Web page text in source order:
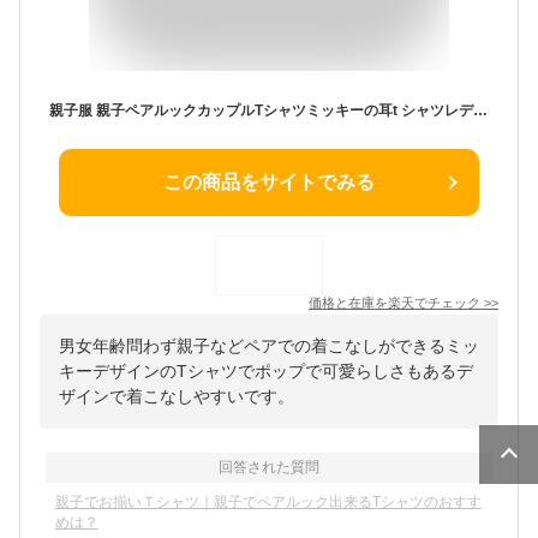
親子服 親子ペアルックカップルTシャツミッキーの耳t シャツレディースママと娘 おそろい服 親子服 家族お母さん子供 父と息子 お揃い服 家族 男の子 女の子キッズ服 子供服 撮影 旅行 プレゼント 8色 大きいサイズ
この商品をサイトでみる
価格と在庫を楽天でチェック >>
男女年齢問わず親子などペアでの着こなしができるミッ
キーデザインのTシャツでポップで可愛らしさもあるデ
ザインで着こなしやすいです。
回答された質問
親子でお揃いＴシャツ｜親子でペアルック出来るTシャツのおすす
めは？